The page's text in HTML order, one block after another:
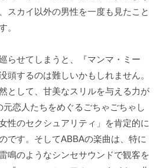
スカイ以外の男性を一度も見たこと
。
らせてしまうと、『マンマ・ミー
頭するのは難しいかもしれません。
として、甘美なスリルを与える力が
恋人たちをめぐるごちゃごちゃし
性のセクシュアリティ」を肯定的に
です。そしてABBAの楽曲は、特に
鳴のようなシンセサウンドで観客を